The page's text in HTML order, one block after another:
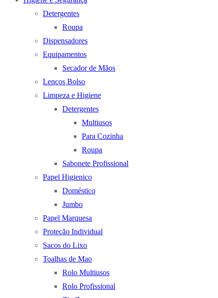
Detergentes
Roupa
Dispensadores
Equipamentos
Secador de Mãos
Lenços Bolso
Limpeza e Higiene
Detergentes
Multiusos
Para Cozinha
Roupa
Sabonete Profissional
Papel Higienico
Doméstico
Jumbo
Papel Marquesa
Proteção Individual
Sacos do Lixo
Toalhas de Mao
Rolo Multiusos
Rolo Profissional